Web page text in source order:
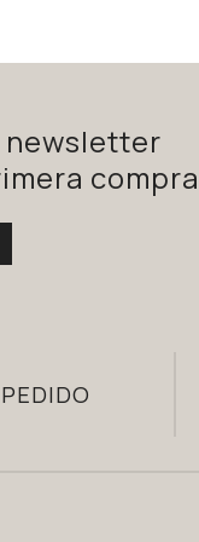
newsletter